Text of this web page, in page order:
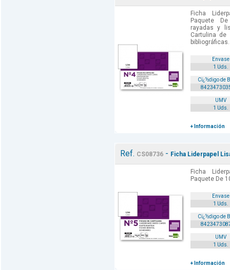
Ficha
Paquete
rayadas y
Cartulina
bibliográficas.
Envase
1 Uds.
Cï¿½digo de
UMV
1 Uds.
+ Información
Ref. CS08736- Ficha Liderpapel
Ficha
Paquete De
Envase
1 Uds.
Cï¿½digo de
UMV
1 Uds.
+ Información